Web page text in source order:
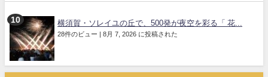
横須賀・ソレイユの丘で、500発が夜空を彩る「 花...
28件のビュー | 8月 7, 2026 に投稿された